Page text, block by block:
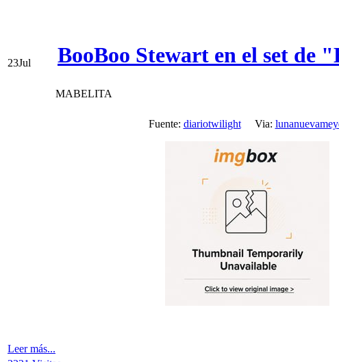
23Jul BooBoo Stewart en el set de
MABELITA
Fuente: diariotwilightVia:
Leer más...